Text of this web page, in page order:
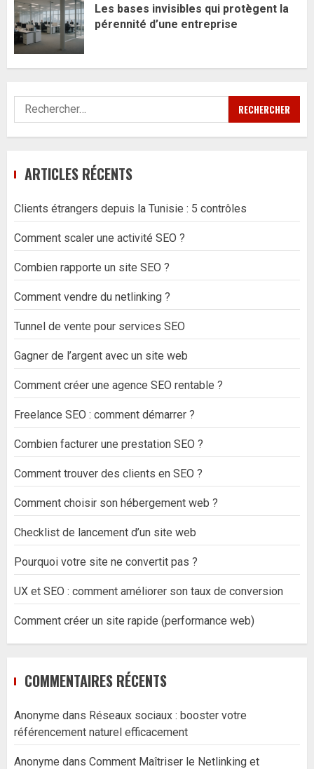
Les bases invisibles qui protègent la
pérennité d’une entreprise
Rechercher :
ARTICLES RÉCENTS
Clients étrangers depuis la Tunisie : 5 contrôles
Comment scaler une activité SEO ?
Combien rapporte un site SEO ?
Comment vendre du netlinking ?
Tunnel de vente pour services SEO
Gagner de l’argent avec un site web
Comment créer une agence SEO rentable ?
Freelance SEO : comment démarrer ?
Combien facturer une prestation SEO ?
Comment trouver des clients en SEO ?
Comment choisir son hébergement web ?
Checklist de lancement d’un site web
Pourquoi votre site ne convertit pas ?
UX et SEO : comment améliorer son taux de conversion
Comment créer un site rapide (performance web)
COMMENTAIRES RÉCENTS
Anonyme dans Réseaux sociaux : booster votre
référencement naturel efficacement
Anonyme dans Comment Maîtriser le Netlinking et